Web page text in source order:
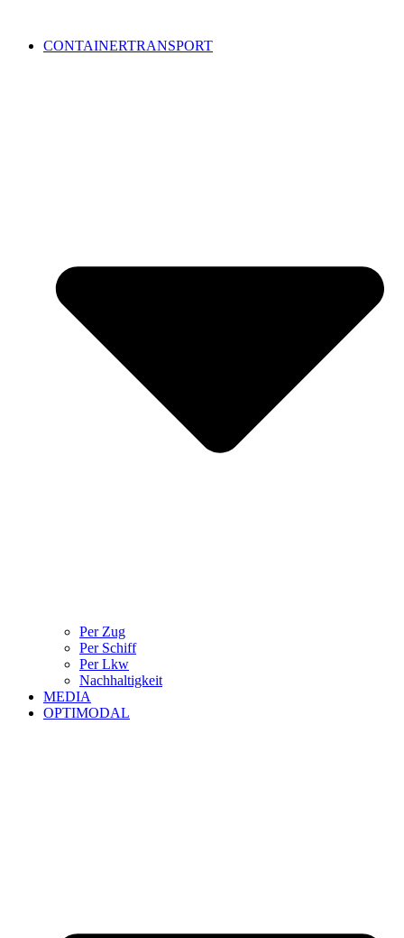
CONTAINERTRANSPORT
Per Zug
Per Schiff
Per Lkw
Nachhaltigkeit
MEDIA
OPTIMODAL